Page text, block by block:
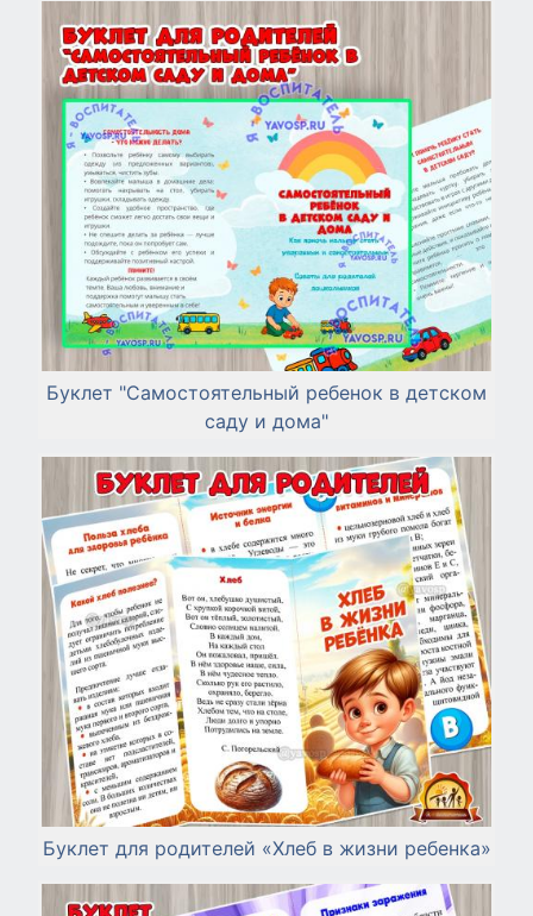
Буклет "Самостоятельный ребенок в детском
саду и дома"
Буклет для родителей «Хлеб в жизни ребенка»